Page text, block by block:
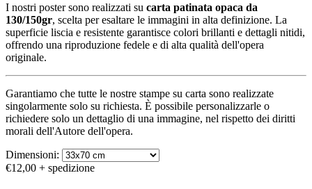
I nostri poster sono realizzati su carta patinata opaca da
130/150gr, scelta per esaltare le immagini in alta definizione. La
superficie liscia e resistente garantisce colori brillanti e dettagli nitidi,
offrendo una riproduzione fedele e di alta qualità dell'opera
originale.
Garantiamo che tutte le nostre stampe su carta sono realizzate
singolarmente solo su richiesta. È possibile personalizzarle o
richiedere solo un dettaglio di una immagine, nel rispetto dei diritti
morali dell'Autore dell'opera.
Dimensioni:
€12,00 + spedizione